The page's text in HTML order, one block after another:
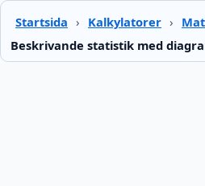
Startsida › Kalkylatorer ›
Beskrivande statistik med